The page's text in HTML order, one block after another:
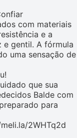
com materiais
e a
e gentil. A fórmula
uma sensação de
que sua
Balde com
para
2WHTq2d